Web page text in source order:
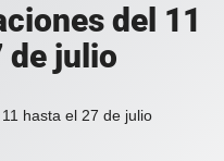
del 11
de julio
hasta el 27 de julio